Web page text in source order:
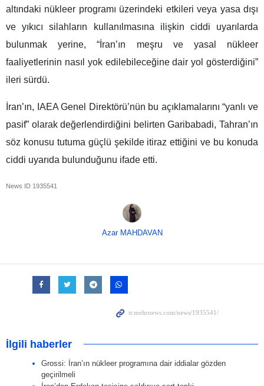
altındaki nükleer programı üzerindeki etkileri veya yasa dışı
ve yıkıcı silahların kullanılmasına ilişkin ciddi uyarılarda
bulunmak yerine, “İran’ın meşru ve yasal nükleer
faaliyetlerinin nasıl yok edilebileceğine dair yol gösterdiğini”
ileri sürdü.
İran’ın, IAEA Genel Direktörü’nün bu açıklamalarını “yanlı ve
pasif” olarak değerlendirdiğini belirten Garibabadi, Tahran’ın
söz konusu tutuma güçlü şekilde itiraz ettiğini ve bu konuda
ciddi uyarıda bulunduğunu ifade etti.
News ID 1935541
Azar MAHDAVAN
İlgili haberler
Grossi: İran’ın nükleer programına dair iddialar gözden
geçirilmeli